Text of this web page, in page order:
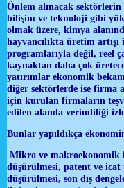
Önlem alınacak
bilişim ve teknoloji gibi
olmak üzere, kimya
hayvancılıkta üretim
programlarıyla değil, reel
kaynaktan daha çok
yatırımlar ekonomik
diğer sektörlerde ise firma
için kurulan firmaların
edilen alanda verimliliği
Bunlar yapıldıkça
Mikro ve makroekonomik
düşürülmesi, patent ve icat
düşürülmesi, son dış